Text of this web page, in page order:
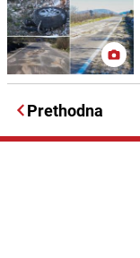
Prethodna